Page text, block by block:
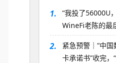
1.
“我投了56000U
WineFi老陈的最
2.
紧急预警｜“中国
卡承诺书”收完，